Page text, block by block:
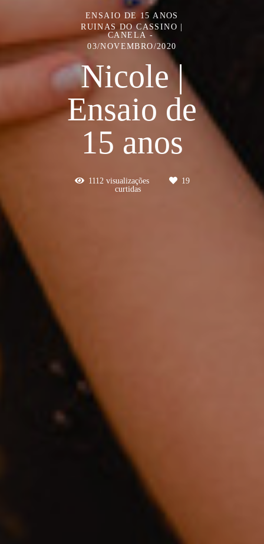
ENSAIO DE 15 ANOS
RUINAS DO CASSINO |
CANELA
03/NOVEMBRO/2020
Nicole |
Ensaio de
15 anos
1112 visualizações
19
curtidas